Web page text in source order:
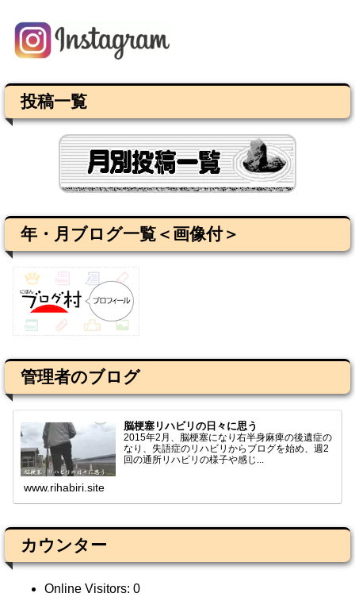
投稿一覧
年・月ブログ一覧＜画像付＞
管理者のブログ
脳梗塞リハビリの日々に思う
2015年2月、脳梗塞になり右半身麻痺の後遺症の
なり、失語症のリハビリからブログを始め、週2
回の通所リハビリの様子や感じ...
www.rihabiri.site
カウンター
Online Visitors: 0